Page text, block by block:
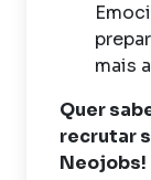
mais
Quer
recrutar
Neojobs!